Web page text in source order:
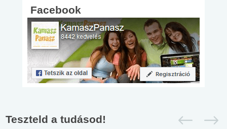
Facebook
Teszteld a tudásod!